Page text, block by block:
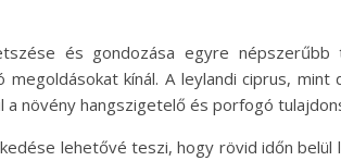
és gondozása egyre
megoldásokat kínál. A leylandi ciprus,
a növény hangszigetelő és porfogó
lehetővé teszi, hogy rövid időn